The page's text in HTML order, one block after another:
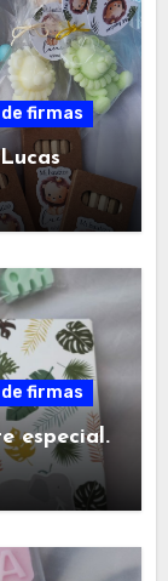
firmas
firmas
especial.